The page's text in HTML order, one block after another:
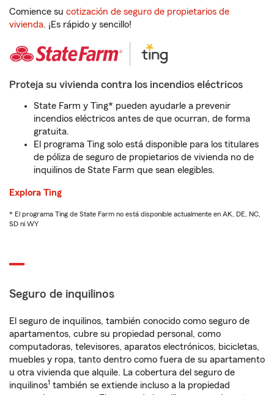
Comience su cotización de seguro de propietarios de
vivienda. ¡Es rápido y sencillo!
Proteja su vivienda contra los incendios eléctricos
State Farm y Ting* pueden ayudarle a prevenir
incendios eléctricos antes de que ocurran, de forma
gratuita.
El programa Ting solo está disponible para los titulares
de póliza de seguro de propietarios de vivienda no de
inquilinos de State Farm que sean elegibles.
Explora Ting
* El programa Ting de State Farm no está disponible actualmente en AK, DE, NC,
SD ni WY
Seguro de inquilinos
El seguro de inquilinos, también conocido como seguro de
apartamentos, cubre su propiedad personal, como
computadoras, televisores, aparatos electrónicos, bicicletas,
muebles y ropa, tanto dentro como fuera de su apartamento
u otra vivienda que alquile. La cobertura del seguro de
inquilinos1 también se extiende incluso a la propiedad